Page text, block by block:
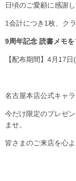
日頃のご愛顧に感謝し
1会計につき1枚、ク
9周年記念 読書メモを
【配布期間】4月17
名古屋本店公式キャ
今だけ限定のプレゼ
ませ。
皆さまのご来店を心